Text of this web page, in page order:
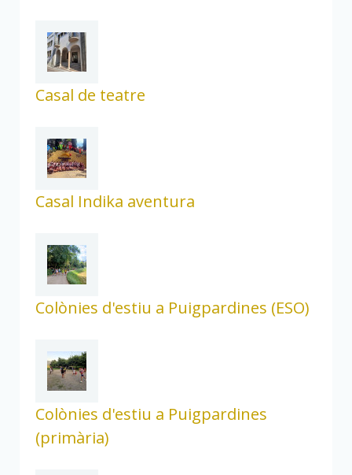
Casal de teatre
Casal Indika aventura
Colònies d'estiu a Puigpardines (ESO)
Colònies d'estiu a Puigpardines
(primària)